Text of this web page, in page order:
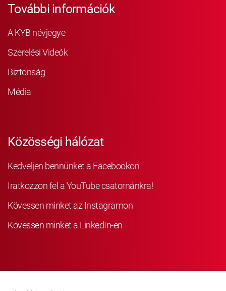
További információk
A KYB névjegye
Szerelési Videók
Biztonság
Média
Közösségi hálózat
Kedveljen bennünket a Facebookon
Iratkozzon fel a YouTube csatornánkra!
Kövessen minket az Instagramon
Kövessen minket a LinkedIn-en